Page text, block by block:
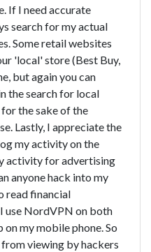
If I need accurate
search for my actual
Some retail websites
'local' store (Best Buy,
but again you can
the search for local
the sake of the
Lastly, I appreciate the
my activity on the
activity for advertising
anyone hack into my
read financial
use NordVPN on both
my mobile phone. So
viewing by hackers